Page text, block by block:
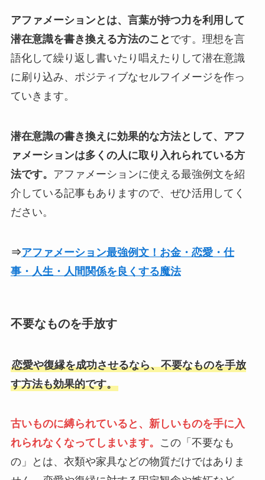
アファメーションとは、言葉が持つ力を利用して
潜在意識を書き換える方法のこと です。理想を言
語化して繰り返し書いたり唱えたりして潜在意識
に刷り込み、ポジティブなセルフイメージを作っ
ていきます。
潜在意識の書き換えに効果的な方法として、アフ
ァメーションは多くの人に取り入れられている方
法です。 アファメーションに使える最強例文を紹
介している記事もありますので、ぜひ活用してく
ださい。
⇒アファメーション最強例文！お金・恋愛・仕
事・人生・人間関係を良くする魔法
不要なものを手放す
恋愛や復縁を成功させるなら、不要なものを手放
す方法も効果的です。
古いものに縛られていると、新しいものを手に入
れられなくなってしまいます。
この「不要なも
の」とは、衣類や家具などの物質だけではありま